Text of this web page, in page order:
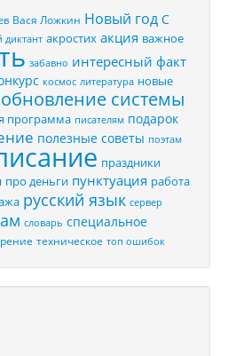
Вася Ложкин Новый год С
диктант акростих акция важное
забавно интересный факт
космос литература новые
обновление системы
программа писателям подарок
полезные советы поэтам
праздники
про деньги пунктуация работа
русский язык сервер
словарь специальное
техническое топ ошибок